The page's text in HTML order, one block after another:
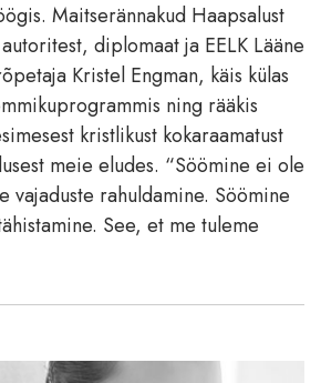
Maitserännakud Haapsalust
diplomaat ja EELK Lääne
Kristel Engman, käis külas
ning rääkis
kristlikust kokaraamatust
meie eludes. “Söömine ei ole
vajaduste rahuldamine. Söömine
See, et me tuleme